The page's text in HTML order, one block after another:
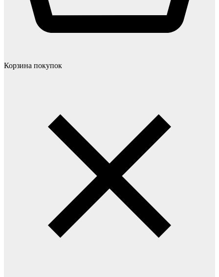
Корзина покупок